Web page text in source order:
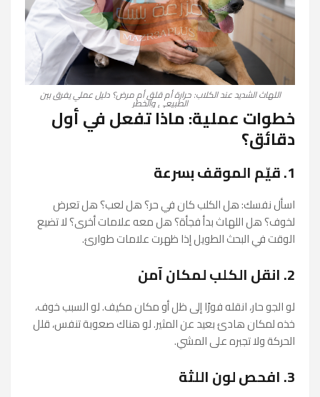
اللهاث الشديد عند الكلاب: حرارة أم قلق أم مرض؟ دليل عملي يفرق بين
الطبيعي والخطر
خطوات عملية: ماذا تفعل في أول
دقائق؟
1. قيّم الموقف بسرعة
اسأل نفسك: هل الكلب كان في حر؟ هل لعب؟ هل تعرض
لخوف؟ هل اللهاث بدأ فجأة؟ هل معه علامات أخرى؟ لا تضيع
الوقت في البحث الطويل إذا ظهرت علامات طوارئ.
2. انقل الكلب لمكان آمن
لو الجو حار، انقله فورًا إلى ظل أو مكان مكيف. لو السبب خوف،
خذه لمكان هادئ بعيد عن المثير. لو هناك صعوبة تنفس، قلل
الحركة ولا تجبره على المشي.
3. افحص لون اللثة